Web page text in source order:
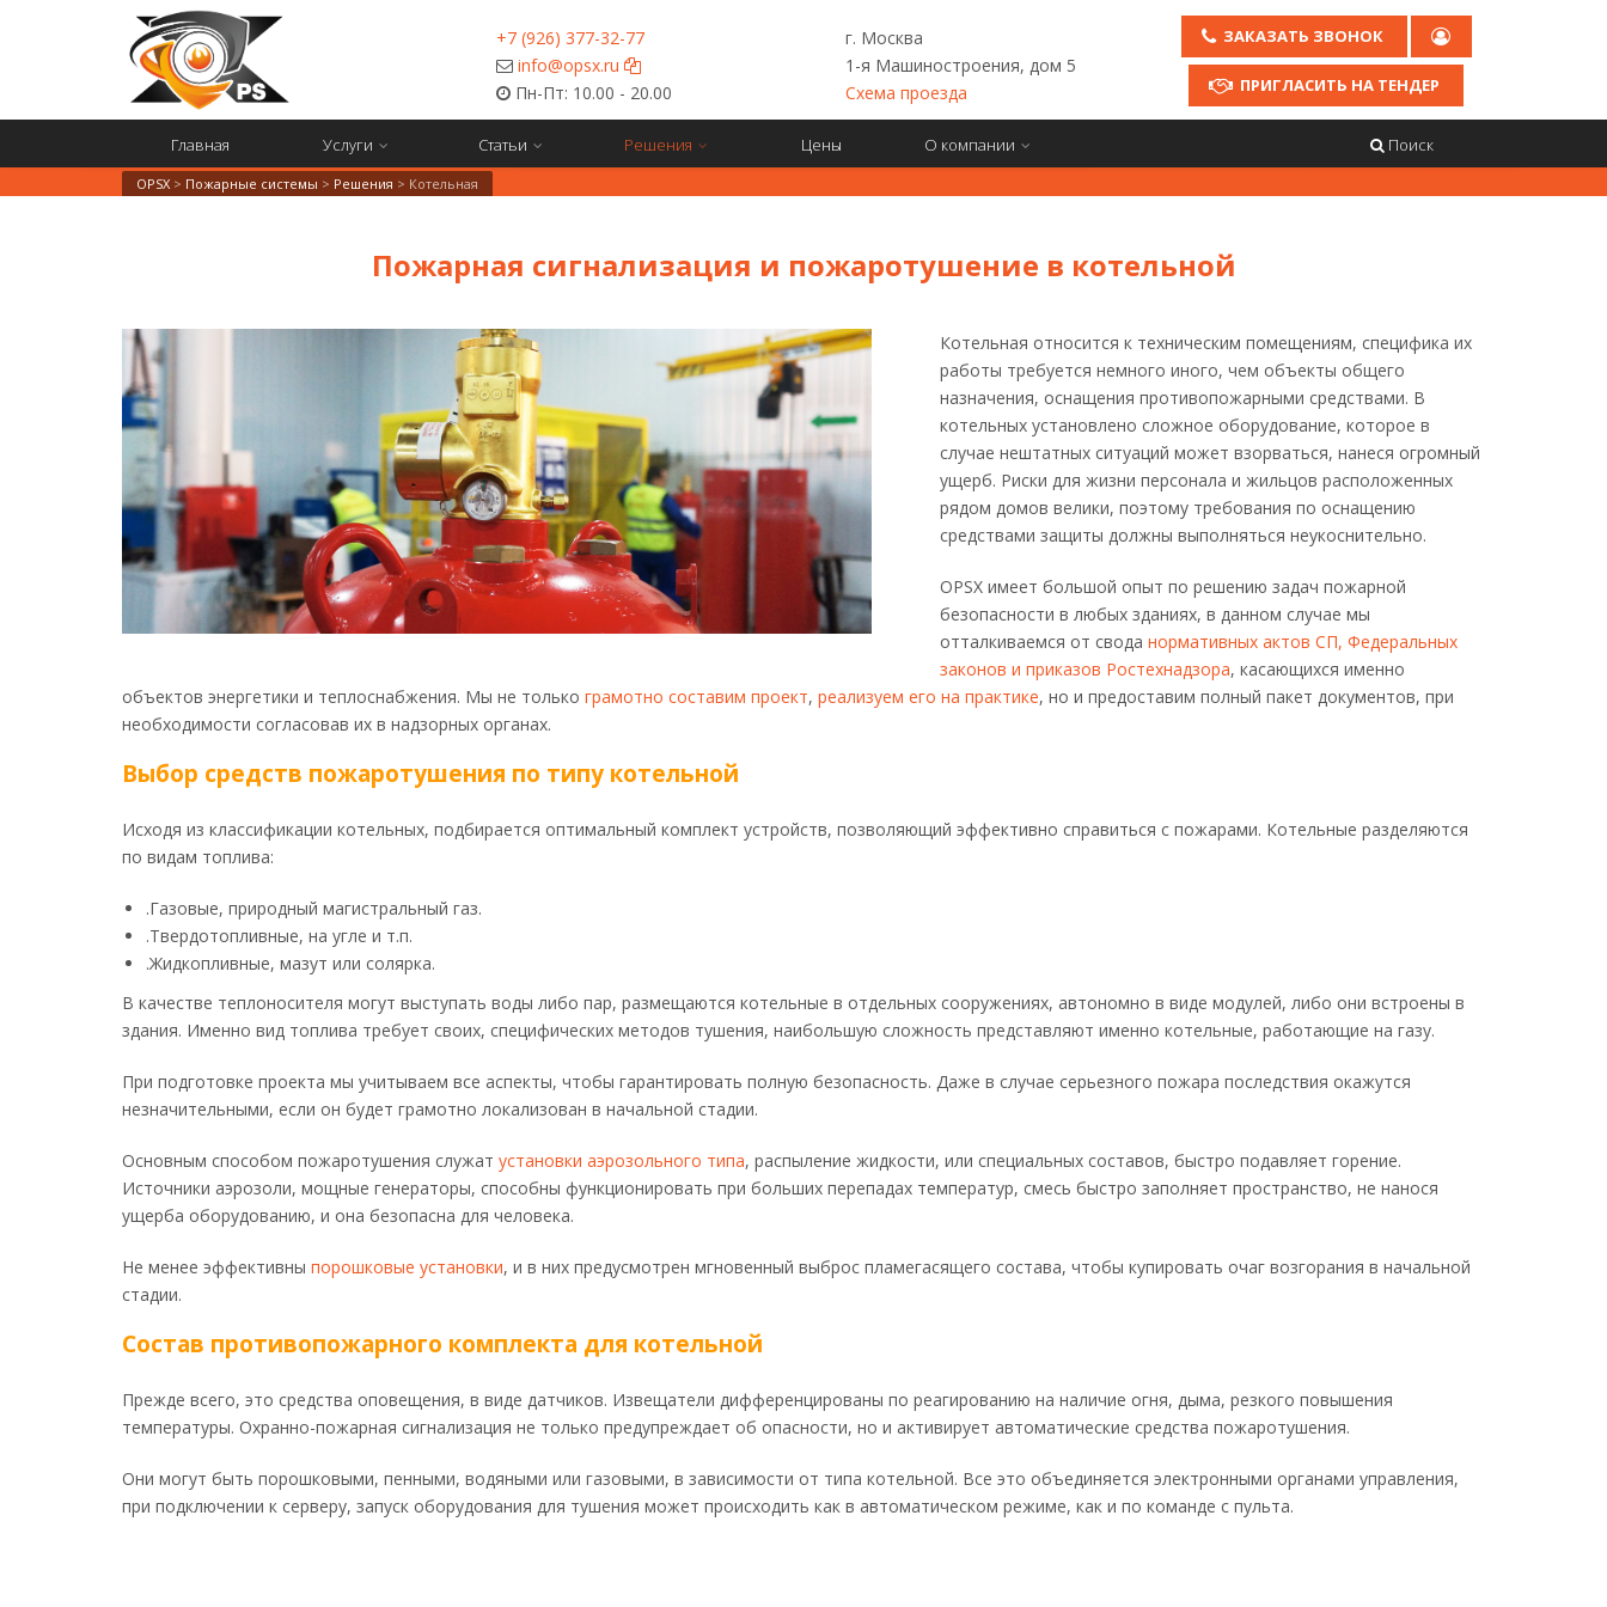
+7 (926) 377-32-77
info@opsx.ru
Пн-Пт: 10.00 - 20.00
г. Москва
1-я Машиностроения, дом 5
Схема проезда
ЗАКАЗАТЬ ЗВОНОК
ПРИГЛАСИТЬ НА ТЕНДЕР
Главная Услуги Статьи Решения Цены О компании Поиск
OPSX > Пожарные системы > Решения > Котельная
Пожарная сигнализация и пожаротушение в котельной
Котельная относится к техническим помещениям, специфика их
работы требуется немного иного, чем объекты общего
назначения, оснащения противопожарными средствами. В
котельных установлено сложное оборудование, которое в
случае нештатных ситуаций может взорваться, нанеся огромный
ущерб. Риски для жизни персонала и жильцов расположенных
рядом домов велики, поэтому требования по оснащению
средствами защиты должны выполняться неукоснительно.
OPSX имеет большой опыт по решению задач пожарной
безопасности в любых зданиях, в данном случае мы
отталкиваемся от свода нормативных актов СП, Федеральных
законов и приказов Ростехнадзора, касающихся именно
объектов энергетики и теплоснабжения. Мы не только грамотно составим проект, реализуем его на практике, но и предоставим полный пакет документов, при
необходимости согласовав их в надзорных органах.
Выбор средств пожаротушения по типу котельной
Исходя из классификации котельных, подбирается оптимальный комплект устройств, позволяющий эффективно справиться с пожарами. Котельные разделяются
по видам топлива:
.Газовые, природный магистральный газ.
.Твердотопливные, на угле и т.п.
.Жидкопливные, мазут или солярка.
В качестве теплоносителя могут выступать воды либо пар, размещаются котельные в отдельных сооружениях, автономно в виде модулей, либо они встроены в
здания. Именно вид топлива требует своих, специфических методов тушения, наибольшую сложность представляют именно котельные, работающие на газу.
При подготовке проекта мы учитываем все аспекты, чтобы гарантировать полную безопасность. Даже в случае серьезного пожара последствия окажутся
незначительными, если он будет грамотно локализован в начальной стадии.
Основным способом пожаротушения служат установки аэрозольного типа, распыление жидкости, или специальных составов, быстро подавляет горение.
Источники аэрозоли, мощные генераторы, способны функционировать при больших перепадах температур, смесь быстро заполняет пространство, не нанося
ущерба оборудованию, и она безопасна для человека.
Не менее эффективны порошковые установки, и в них предусмотрен мгновенный выброс пламегасящего состава, чтобы купировать очаг возгорания в начальной
стадии.
Состав противопожарного комплекта для котельной
Прежде всего, это средства оповещения, в виде датчиков. Извещатели дифференцированы по реагированию на наличие огня, дыма, резкого повышения
температуры. Охранно-пожарная сигнализация не только предупреждает об опасности, но и активирует автоматические средства пожаротушения.
Они могут быть порошковыми, пенными, водяными или газовыми, в зависимости от типа котельной. Все это объединяется электронными органами управления,
при подключении к серверу, запуск оборудования для тушения может происходить как в автоматическом режиме, как и по команде с пульта.